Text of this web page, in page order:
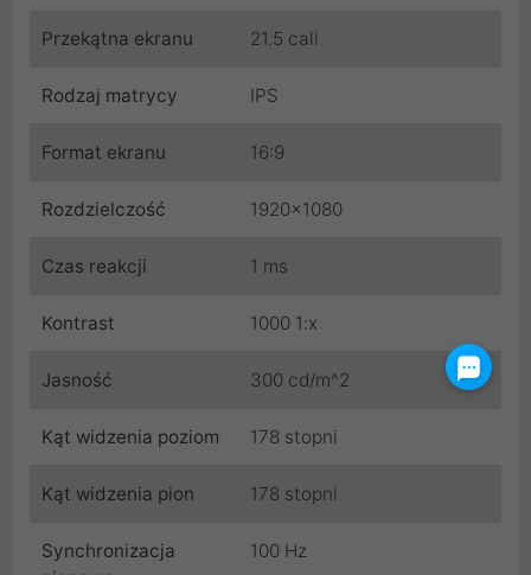
Przekątna ekranu 21.5 cali
Rodzaj matrycy IPS
Format ekranu 16:9
Rozdzielczość 1920x1080
Czas reakcji 1 ms
Kontrast 1000 1:x
Jasność 300 cd/m^2
Kąt widzenia poziom 178 stopni
Kąt widzenia pion 178 stopni
Synchronizacja
100 Hz